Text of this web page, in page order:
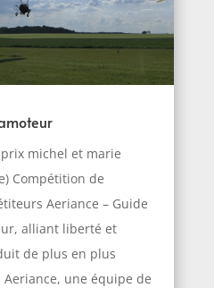
michel et marie
Compétition de
Aeriance – Guide
alliant liberté et
de plus en plus
Aeriance, une équipe de